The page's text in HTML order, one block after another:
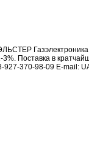
Газэлектроника
3%. Поставка в
927-370-98-09 E-mail :